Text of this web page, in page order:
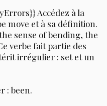
Accédez à la
move et à sa définition.
sense of bending, the
verbe fait partie des
irrégulier : set et un
: been.